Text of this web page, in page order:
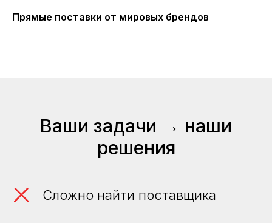
Прямые поставки от мировых брендов
Ваши задачи → наши
решения
Сложно найти поставщика